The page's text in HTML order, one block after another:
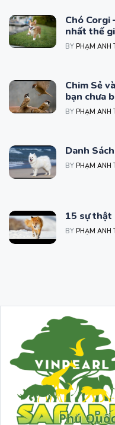
Chó Corgi
nhất thế
BY PHẠM ANH
Chim Sẻ
bạn chưa
BY PHẠM ANH
Danh
BY PHẠM ANH
15 sự thật
BY PHẠM ANH